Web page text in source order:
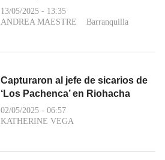
13/05/2025 - 13:35
ANDREA MAESTRE
Barranquilla
Capturaron al jefe de sicarios de
‘Los Pachenca’ en Riohacha
02/05/2025 - 06:57
KATHERINE VEGA